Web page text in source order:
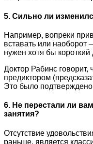
5. Сильно ли
Например, вопреки
вставать или
нужен хотя бы короткий
Доктор Рабинс говорит,
предиктором
Это было подтверждено
6. Не перестали ли
занятия?
Отсутствие
раньше, является